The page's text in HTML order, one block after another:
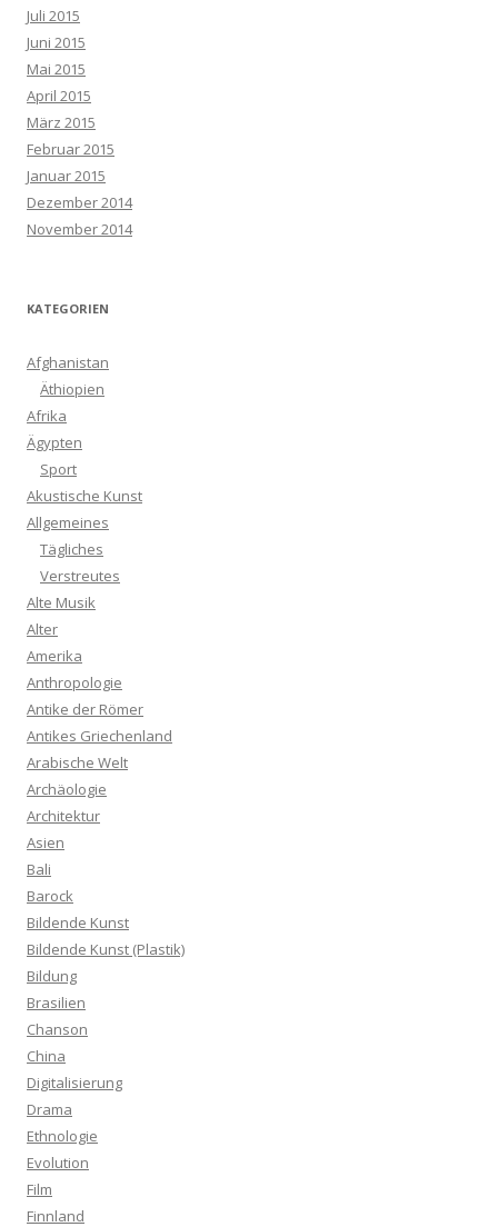
Juli 2015
Juni 2015
Mai 2015
April 2015
März 2015
Februar 2015
Januar 2015
Dezember 2014
November 2014
KATEGORIEN
Afghanistan
Äthiopien
Afrika
Ägypten
Sport
Akustische Kunst
Allgemeines
Tägliches
Verstreutes
Alte Musik
Alter
Amerika
Anthropologie
Antike der Römer
Antikes Griechenland
Arabische Welt
Archäologie
Architektur
Asien
Bali
Barock
Bildende Kunst
Bildende Kunst (Plastik)
Bildung
Brasilien
Chanson
China
Digitalisierung
Drama
Ethnologie
Evolution
Film
Finnland